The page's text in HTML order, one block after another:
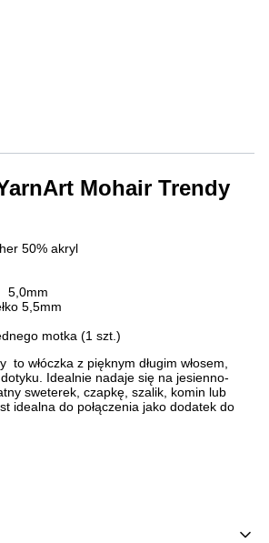
Mohair Trendy
50% akryl
5,0mm
5,5mm
motka (1 szt.)
włóczka z pięknym długim włosem,
dotyku. Idealnie nadaje się na jesienno-
sweterek, czapkę, szalik, komin lub
idealna do połączenia jako dodatek do